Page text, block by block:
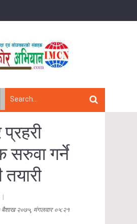
गर्ने
|
बैशाख २०७५, मंगलवार ०५:२१